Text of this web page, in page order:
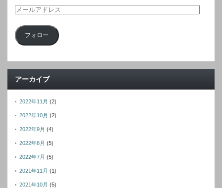
メ
ル
ド
フォロー
アーカイブ
2022年11月 (2)
2022年10月 (2)
2022年9月 (4)
2022年8月 (5)
2022年7月 (5)
2021年11月 (1)
2021年10月 (5)